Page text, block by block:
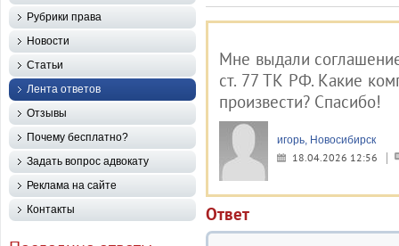
Мне выдали
ст. 77 ТК РФ. Какие
произвести? Спасибо!
игорь, Новосибирск
18.04.2026 12:56
Ответ
Рубрики права
Новости
Статьи
Лента ответов
Отзывы
Почему бесплатно?
Задать вопрос адвокату
Реклама на сайте
Контакты